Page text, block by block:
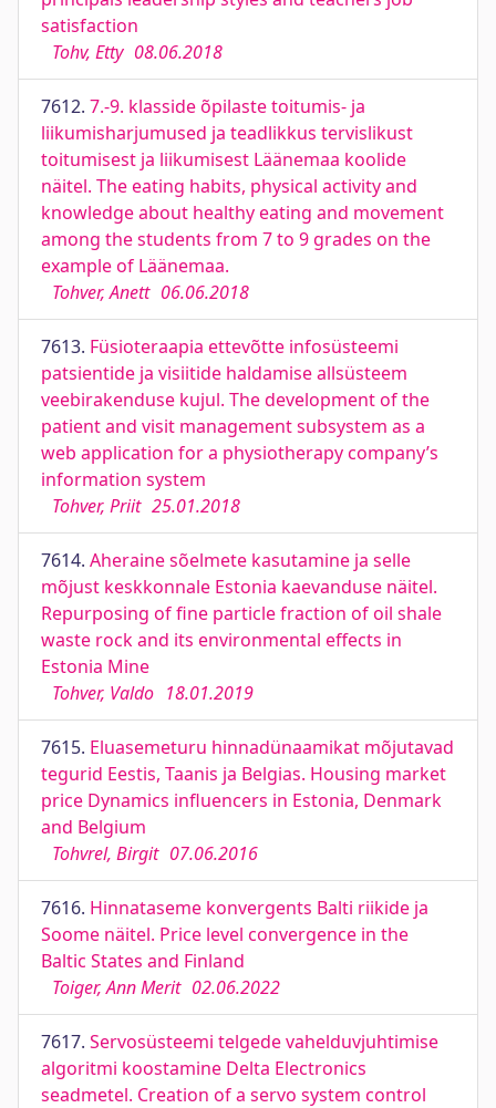
satisfaction
Tohv, Etty 08.06.2018
7612. 7.-9. klasside õpilaste toitumis- ja
liikumisharjumused ja teadlikkus tervislikust
toitumisest ja liikumisest Läänemaa koolide
näitel. The eating habits, physical activity and
knowledge about healthy eating and movement
among the students from 7 to 9 grades on the
example of Läänemaa.
Tohver, Anett 06.06.2018
7613. Füsioteraapia ettevõtte infosüsteemi
patsientide ja visiitide haldamise allsüsteem
veebirakenduse kujul. The development of the
patient and visit management subsystem as a
web application for a physiotherapy company’s
information system
Tohver, Priit 25.01.2018
7614. Aheraine sõelmete kasutamine ja selle
mõjust keskkonnale Estonia kaevanduse näitel.
Repurposing of fine particle fraction of oil shale
waste rock and its environmental effects in
Estonia Mine
Tohver, Valdo 18.01.2019
7615. Eluasemeturu hinnadünaamikat mõjutavad
tegurid Eestis, Taanis ja Belgias. Housing market
price Dynamics influencers in Estonia, Denmark
and Belgium
Tohvrel, Birgit 07.06.2016
7616. Hinnataseme konvergents Balti riikide ja
Soome näitel. Price level convergence in the
Baltic States and Finland
Toiger, Ann Merit 02.06.2022
7617. Servosüsteemi telgede vahelduvjuhtimise
algoritmi koostamine Delta Electronics
seadmetel. Creation of a servo system control